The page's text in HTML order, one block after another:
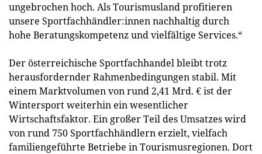
ungebrochen hoch. Als Tourismusland profitieren
unsere Sportfachhändler:innen nachhaltig durch
hohe Beratungskompetenz und vielfältige Services.“
Der österreichische Sportfachhandel bleibt trotz
herausfordernder Rahmenbedingungen stabil. Mit
einem Marktvolumen von rund 2,41 Mrd. € ist der
Wintersport weiterhin ein wesentlicher
Wirtschaftsfaktor. Ein großer Teil des Umsatzes wird
von rund 750 Sportfachhändlern erzielt, vielfach
familiengeführte Betriebe in Tourismusregionen. Dort